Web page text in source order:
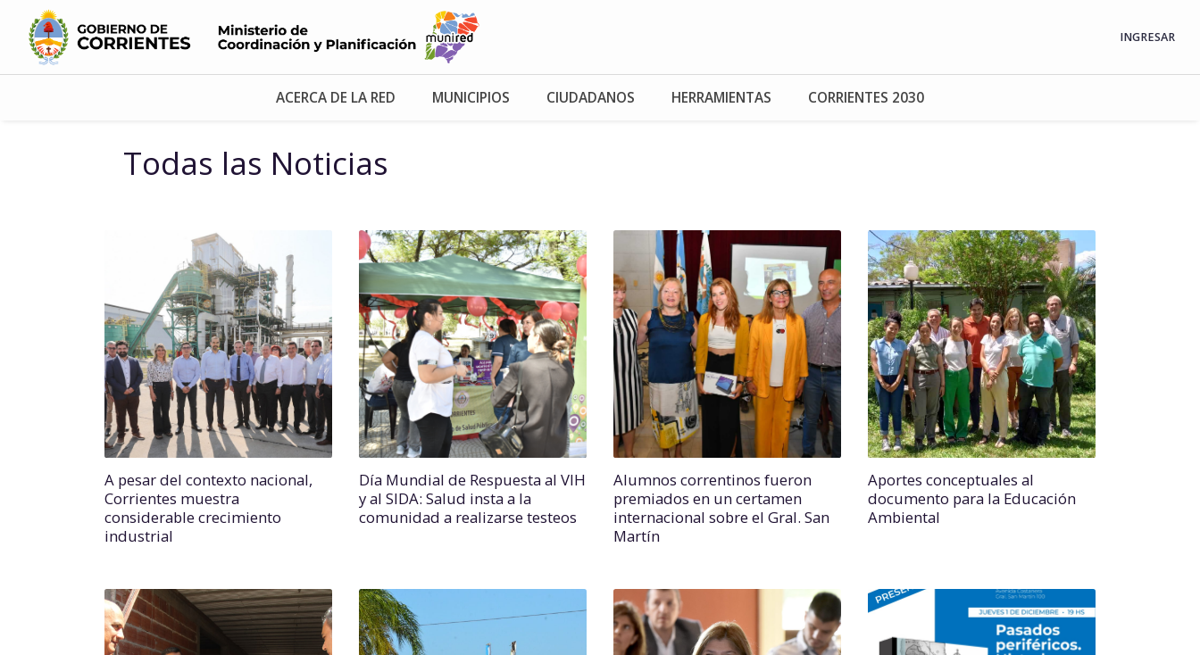
INGRESAR
ACERCA DE LA RED MUNICIPIOS CIUDADANOS HERRAMIENTAS CORRIENTES 2030
Todas las Noticias
A pesar del contexto nacional,
Corrientes muestra
considerable crecimiento
industrial
Día Mundial de Respuesta al VIH
y al SIDA: Salud insta a la
comunidad a realizarse testeos
Alumnos correntinos fueron
premiados en un certamen
internacional sobre el Gral. San
Martín
Aportes conceptuales al
documento para la Educación
Ambiental